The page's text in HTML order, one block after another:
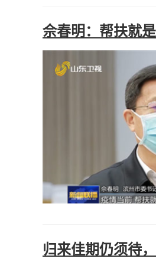
佘春明：帮扶就
归来佳期仍须待